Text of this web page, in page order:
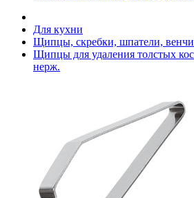
Для кухни
Щипцы, скребки, шпатели,
Щипцы для удаления толстых
нерж.